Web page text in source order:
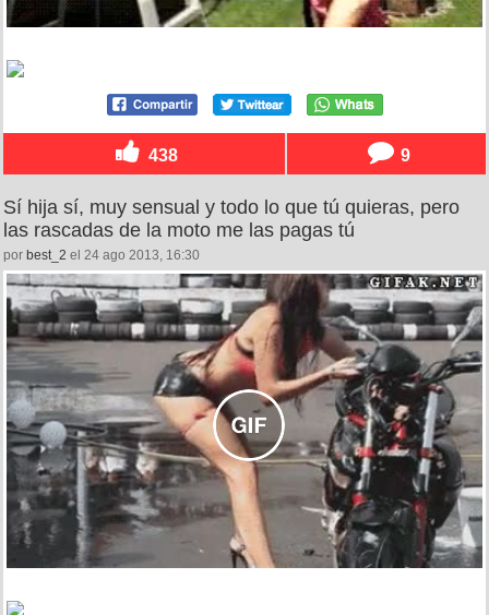
438 9
Sí hija sí, muy sensual y todo lo que tú quieras, pero
las rascadas de la moto me las pagas tú
por best_2 el 24 ago 2013, 16:30